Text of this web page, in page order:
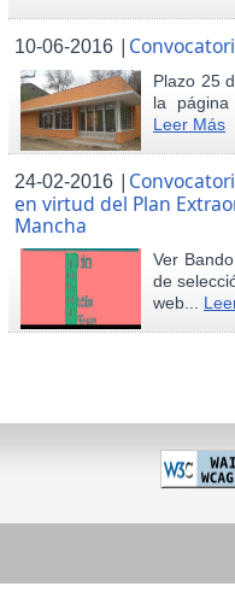
10-06-2016 |
Plazo 25
la
Leer Más
24-02-2016 |
en virtud del Plan
Mancha
Ver
de
web...